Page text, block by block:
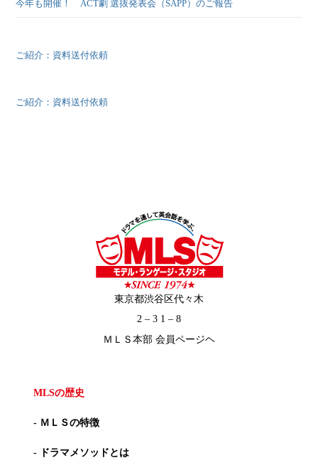
今年も開催！ ACT劇 選抜発表会（SAPP）のご報告
ご紹介：資料送付依頼
ご紹介：資料送付依頼
東京都渋谷区代々木
2 – 3 1 – 8
ＭＬＳ本部 会員ページヘ
MLSの歴史
- ＭＬＳの特徴
- ドラマメソッドとは